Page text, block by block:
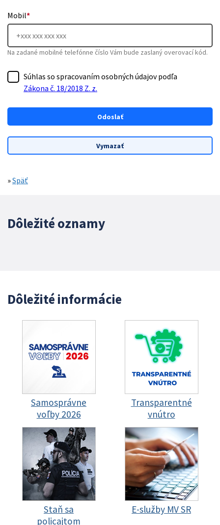
Mobil*
Na zadané mobilné telefónne číslo Vám bude zaslaný overovací kód.
Súhlas so spracovaním osobných údajov podľa
Zákona č. 18/2018 Z. z.
»Späť
Dôležité oznamy
Dôležité informácie
Samosprávne
voľby 2026
Transparentné
vnútro
Staň sa
policajtom
E-služby MV SR